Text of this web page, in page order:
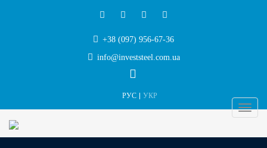
+38 (097) 956-67-36
info@investsteel.com.ua
РУС УКР